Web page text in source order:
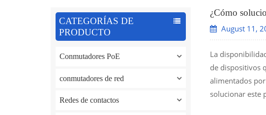
CATEGORÍAS DE
PRODUCTO
Conmutadores PoE
conmutadores de red
Redes de contactos
¿Cómo
August 11,
La
de dispositivos
alimentados
solucionar este